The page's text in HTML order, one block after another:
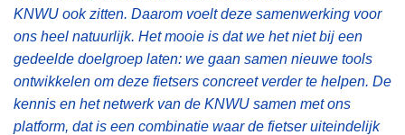
KNWU ook zitten. Daarom voelt deze samenwerking voor
ons heel natuurlijk. Het mooie is dat we het niet bij een
gedeelde doelgroep laten: we gaan samen nieuwe tools
ontwikkelen om deze fietsers concreet verder te helpen. De
kennis en het netwerk van de KNWU samen met ons
platform, dat is een combinatie waar de fietser uiteindelijk